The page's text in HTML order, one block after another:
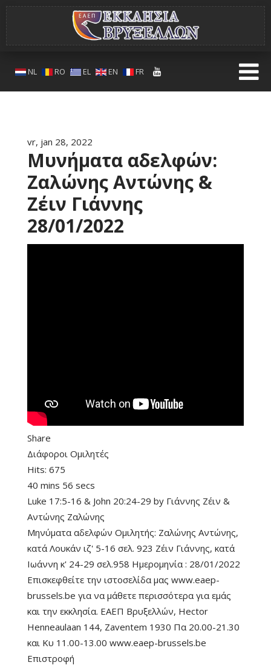
NL RO EL EN FR
vr, jan 28, 2022
Μυνήματα αδελφών:
Ζαλώνης Αντώνης &
Ζέιν Γιάννης
28/01/2022
Share
Διάφοροι Ομιλητές
Hits: 675
40 mins 56 secs
Luke 17:5-16 & John 20:24-29 by Γιάννης Ζέιν &
Αντώνης Ζαλώνης
Μηνύματα αδελφών Ομιλητής: Ζαλώνης Αντώνης,
κατά Λουκάν ιζ' 5-16 σελ. 923 Ζέιν Γιάννης, κατά
Ιωάννη κ' 24-29 σελ.958 Ημερομηνία : 28/01/2022
Επισκεφθείτε την ιστοσελίδα μας www.eaep-
brussels.be για να μάθετε περισσότερα για εμάς
και την εκκλησία. ΕΑΕΠ Βρυξελλών, Hector
Henneaulaan 144, Zaventem 1930 Πα 20.00-21.30
και Κυ 11.00-13.00 www.eaep-brussels.be
Επιστροφή